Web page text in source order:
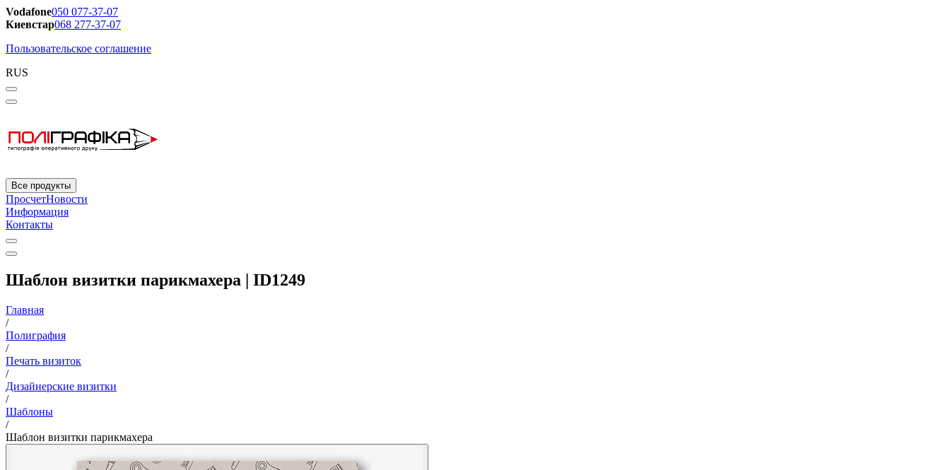
Vodafone050 077-37-07
Киевстар068 277-37-07
Пользовательское соглашение
RUS
Все продукты
ПросчетНовости
Информация
Контакты
Шаблон визитки парикмахера | ID1249
Главная
/
Полиграфия
/
Печать визиток
/
Дизайнерские визитки
/
Шаблоны
/
Шаблон визитки парикмахера